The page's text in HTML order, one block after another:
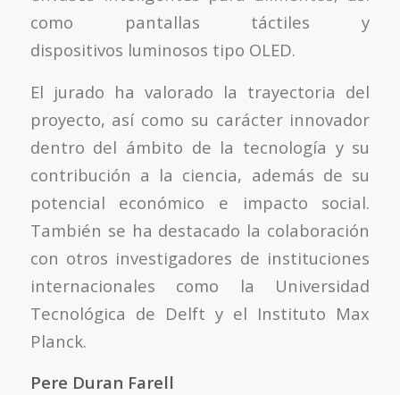
como pantallas táctiles y
dispositivos luminosos tipo OLED.
El jurado ha valorado la trayectoria del
proyecto, así como su carácter innovador
dentro del ámbito de la tecnología y su
contribución a la ciencia, además de su
potencial económico e impacto social.
También se ha destacado la colaboración
con otros investigadores de instituciones
internacionales como la Universidad
Tecnológica de Delft y el Instituto Max
Planck.
Pere Duran Farell